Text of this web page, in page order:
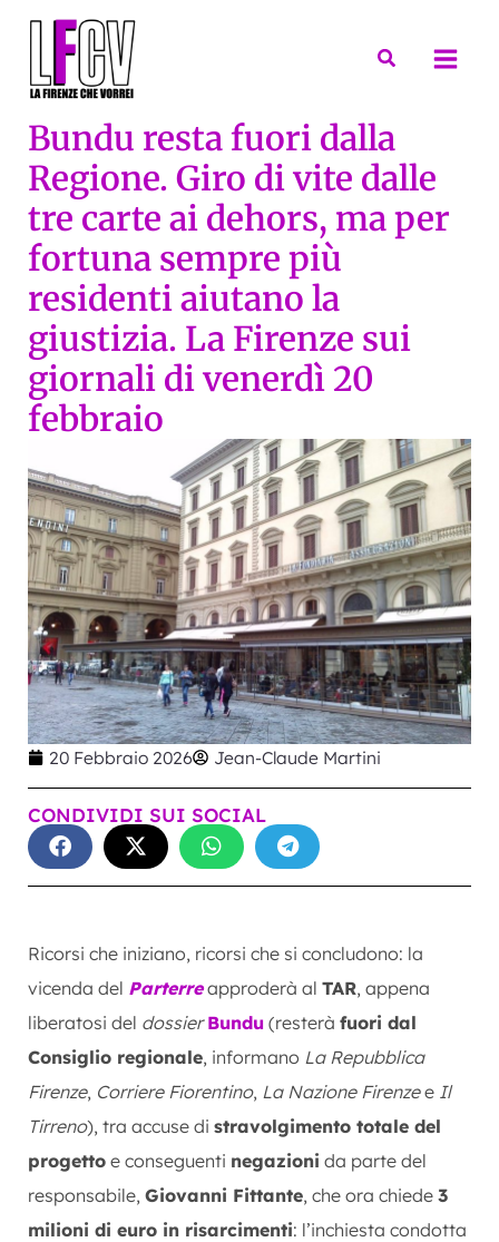
Cerca
Bundu resta fuori dalla
Regione. Giro di vite dalle
tre carte ai dehors, ma per
fortuna sempre più
residenti aiutano la
giustizia. La Firenze sui
giornali di venerdì 20
febbraio
20 Febbraio 2026 Jean-Claude Martini
CONDIVIDI SUI SOCIAL
Ricorsi che iniziano, ricorsi che si concludono: la
vicenda del Parterre approderà al TAR, appena
liberatosi del dossier Bundu (resterà fuori dal
Consiglio regionale, informano La Repubblica
Firenze, Corriere Fiorentino, La Nazione Firenzee Il
Tirreno), tra accuse di stravolgimento totale del
progetto e conseguenti negazioni da parte del
responsabile, Giovanni Fittante, che ora chiede 3
milioni di euro in risarcimenti: l’inchiesta condotta